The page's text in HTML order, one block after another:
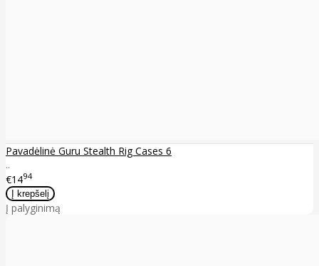
Pavadėlinė Guru Stealth Rig Cases 6
..
€1494
Į palyginimą